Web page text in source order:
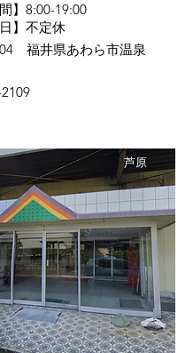
】8:00-19:00
】不定休
福井県あわら市温泉
芦原